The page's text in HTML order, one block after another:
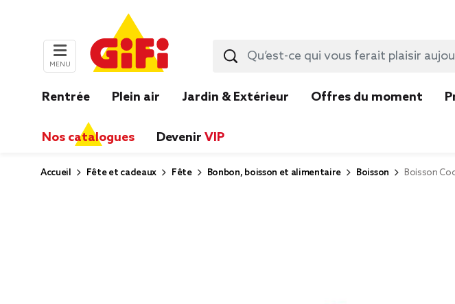
MENU
Rentrée Plein air Jardin & Extérieur Offres du moment
Nos catalogues Devenir VIP
Accueil Fête et cadeaux Fête Bonbon, boisson et alimentaire Boisson Boisson